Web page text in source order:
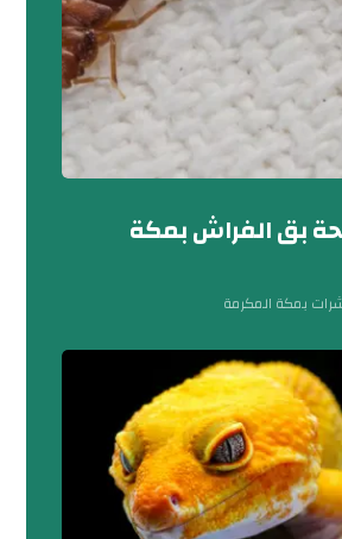
بق الفراش بمكة
بمكة المكرمة